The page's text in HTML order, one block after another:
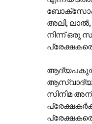
അലി,
നിന്ന് ഒരു
പ്രേക്ഷകരെ
സിനിമ